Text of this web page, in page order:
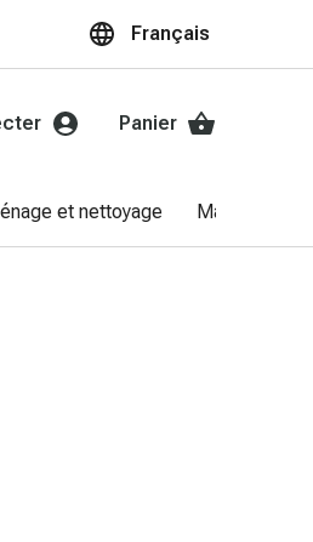
Français
Panier
et nettoyage Marques